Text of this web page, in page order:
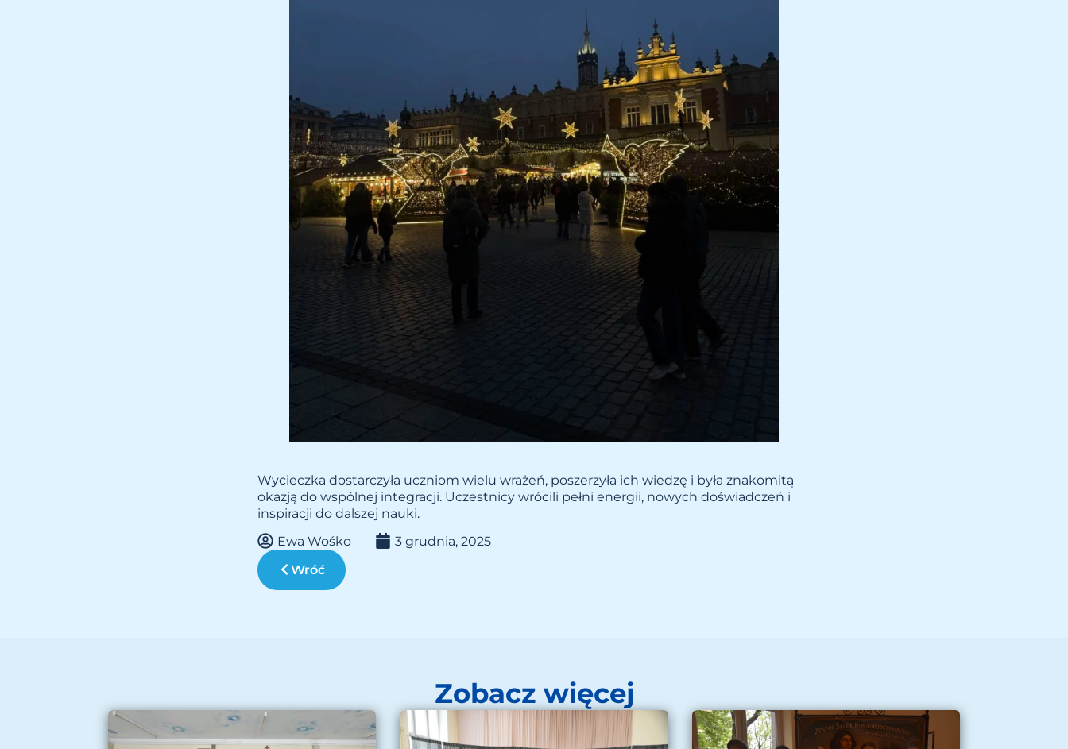
Wycieczka dostarczyła uczniom wielu wrażeń, poszerzyła ich wiedzę i była znakomitą
okazją do wspólnej integracji. Uczestnicy wrócili pełni energii, nowych doświadczeń i
inspiracji do dalszej nauki.
Ewa Wośko
3 grudnia, 2025
Wróć
Zobacz więcej